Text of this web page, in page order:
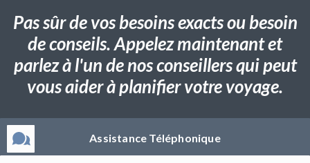
Pas sûr de vos besoins exacts ou besoin
de conseils. Appelez maintenant et
parlez à l'un de nos conseillers qui peut
vous aider à planifier votre voyage.
Assistance Téléphonique